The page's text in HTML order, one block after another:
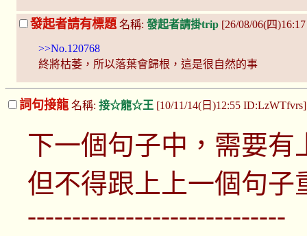
發起者請有標題 名稱: 發起者請掛trip [26/08/06(四
>>No.120768
終將枯萎，所以落葉會歸根，這是很自然的事
詞句接龍 名稱: 接☆龍☆王 [10/11/14(日)12:55
下一個句子中，需要
但不得跟上上一個句子
-----------------------------